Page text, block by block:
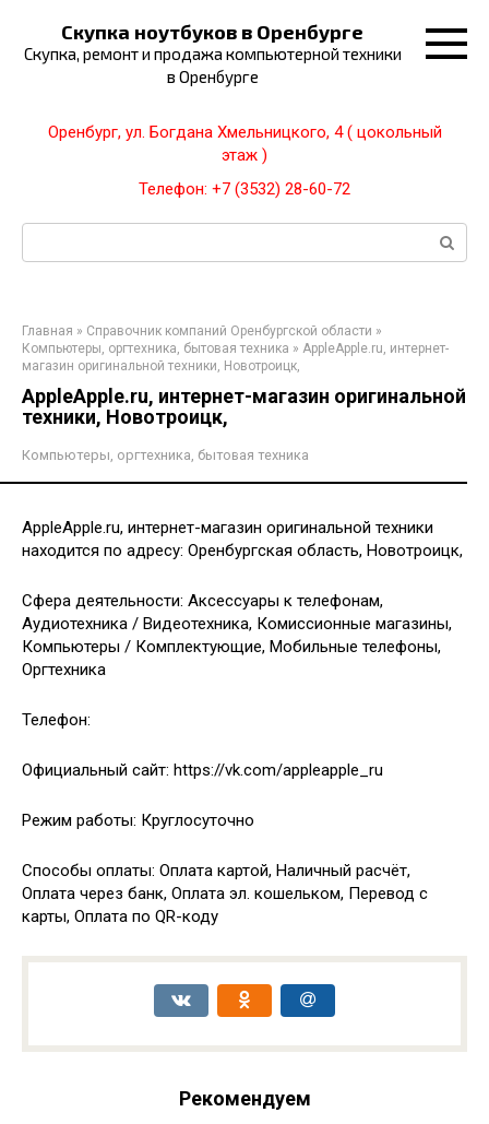
контенту
Скупка ноутбуков в Оренбурге
Скупка, ремонт и продажа компьютерной техники
в Оренбурге
Оренбург, ул. Богдана Хмельницкого, 4 ( цокольный
этаж )
Телефон: +7 (3532) 28-60-72
Поиск:
Главная » Справочник компаний Оренбургской области »
Компьютеры, оргтехника, бытовая техника » AppleApple.ru, интернет-
магазин оригинальной техники, Новотроицк,
AppleApple.ru, интернет-магазин оригинальной
техники, Новотроицк,
Компьютеры, оргтехника, бытовая техника
AppleApple.ru, интернет-магазин оригинальной техники
находится по адресу: Оренбургская область, Новотроицк,
Сфера деятельности: Аксессуары к телефонам,
Аудиотехника / Видеотехника, Комиссионные магазины,
Компьютеры / Комплектующие, Мобильные телефоны,
Оргтехника
Телефон:
Официальный сайт: https://vk.com/appleapple_ru
Режим работы: Круглосуточно
Способы оплаты: Оплата картой, Наличный расчёт,
Оплата через банк, Оплата эл. кошельком, Перевод с
карты, Оплата по QR-коду
Рекомендуем